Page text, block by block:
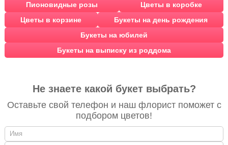
Пионовидные розы
Цветы в коробке
Цветы в корзине
Букеты на день рождения
Букеты на юбилей
Букеты на выписку из роддома
Не знаете какой букет выбрать?
Оставьте свой телефон и наш флорист поможет с
подбором цветов!